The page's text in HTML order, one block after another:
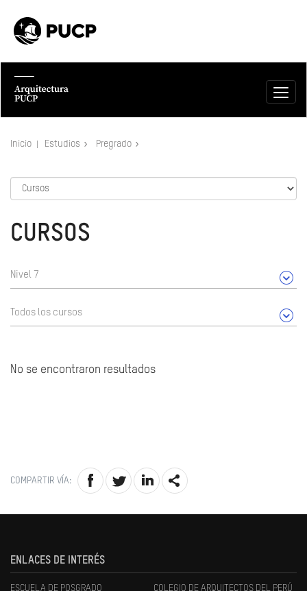
Inicio Estudios Pregrado
CURSOS
Nivel 7
Todos los cursos
No se encontraron resultados
COMPARTIR VÍA:
ENLACES DE INTERÉS
ESCUELA DE POSGRADO COLEGIO DE ARQUITECTOS DEL PERÚ